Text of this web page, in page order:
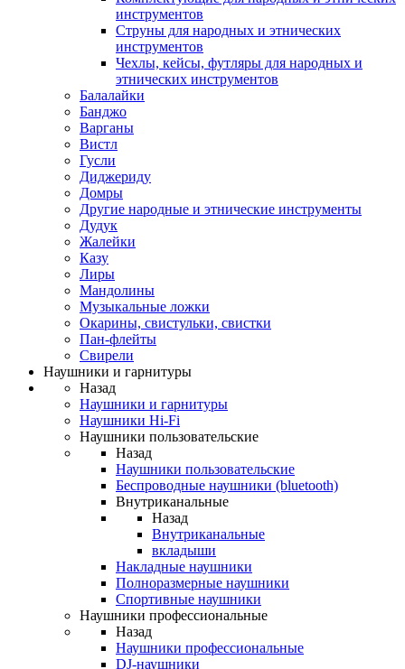
инструментов
Струны для народных и этнических
инструментов
Чехлы, кейсы, футляры для народных и
этнических инструментов
Балалайки
Банджо
Варганы
Вистл
Гусли
Диджериду
Домры
Другие народные и этнические инструменты
Дудук
Жалейки
Казу
Лиры
Мандолины
Музыкальные ложки
Окарины, свистульки, свистки
Пан-флейты
Свирели
Наушники и гарнитуры
Назад
Наушники и гарнитуры
Наушники Hi-Fi
Наушники пользовательские
Назад
Наушники пользовательские
Беспроводные наушники (bluetooth)
Внутриканальные
Назад
Внутриканальные
вкладыши
Накладные наушники
Полноразмерные наушники
Спортивные наушники
Наушники профессиональные
Назад
Наушники профессиональные
DJ-наушники